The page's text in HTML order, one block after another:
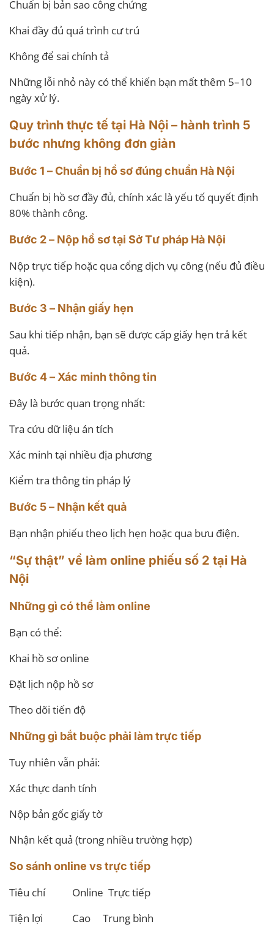
Chuẩn bị bản sao công chứng
Khai đầy đủ quá trình cư trú
Không để sai chính tả
Những lỗi nhỏ này có thể khiến bạn mất thêm 5–10
ngày xử lý.
Quy trình thực tế tại Hà Nội – hành trình 5
bước nhưng không đơn giản
Bước 1 – Chuẩn bị hồ sơ đúng chuẩn Hà Nội
Chuẩn bị hồ sơ đầy đủ, chính xác là yếu tố quyết định
80% thành công.
Bước 2 – Nộp hồ sơ tại Sở Tư pháp Hà Nội
Nộp trực tiếp hoặc qua cổng dịch vụ công (nếu đủ điều
kiện).
Bước 3 – Nhận giấy hẹn
Sau khi tiếp nhận, bạn sẽ được cấp giấy hẹn trả kết
quả.
Bước 4 – Xác minh thông tin
Đây là bước quan trọng nhất:
Tra cứu dữ liệu án tích
Xác minh tại nhiều địa phương
Kiểm tra thông tin pháp lý
Bước 5 – Nhận kết quả
Bạn nhận phiếu theo lịch hẹn hoặc qua bưu điện.
“Sự thật” về làm online phiếu số 2 tại Hà
Nội
Những gì có thể làm online
Bạn có thể:
Khai hồ sơ online
Đặt lịch nộp hồ sơ
Theo dõi tiến độ
Những gì bắt buộc phải làm trực tiếp
Tuy nhiên vẫn phải:
Xác thực danh tính
Nộp bản gốc giấy tờ
Nhận kết quả (trong nhiều trường hợp)
So sánh online vs trực tiếp
Tiêu chí Online Trực tiếp
Tiện lợi Cao Trung bình